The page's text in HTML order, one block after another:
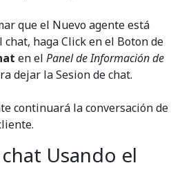
que el Nuevo agente está
chat, haga Click en el Boton de
en elPanel de Información de
dejar la Sesion de chat.
continuará la conversación de
Usando el